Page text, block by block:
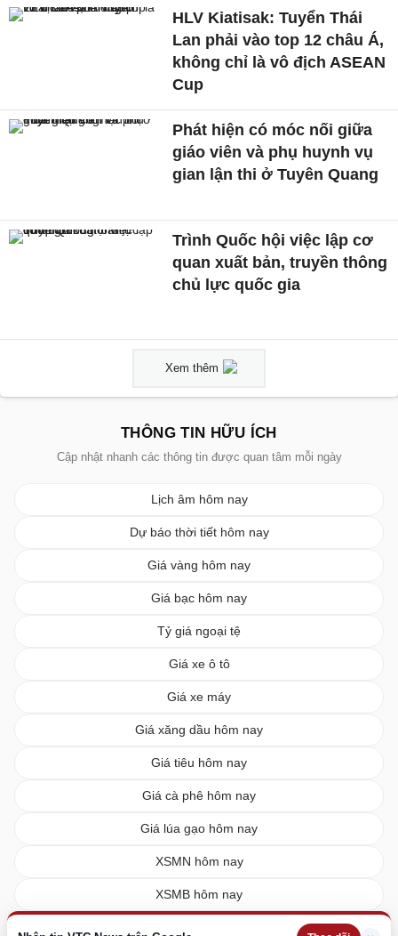
HLV Kiatisak: Tuyển Thái
Lan phải vào top 12 châu Á,
không chỉ là vô địch ASEAN
Cup
Phát hiện có móc nối giữa
giáo viên và phụ huynh vụ
gian lận thi ở Tuyên Quang
Trình Quốc hội việc lập cơ
quan xuất bản, truyền thông
chủ lực quốc gia
Xem thêm
THÔNG TIN HỮU ÍCH
Cập nhật nhanh các thông tin được quan tâm mỗi ngày
Lịch âm hôm nay
Dự báo thời tiết hôm nay
Giá vàng hôm nay
Giá bạc hôm nay
Tỷ giá ngoại tệ
Giá xe ô tô
Giá xe máy
Giá xăng dầu hôm nay
Giá tiêu hôm nay
Giá cà phê hôm nay
Giá lúa gạo hôm nay
XSMN hôm nay
XSMB hôm nay